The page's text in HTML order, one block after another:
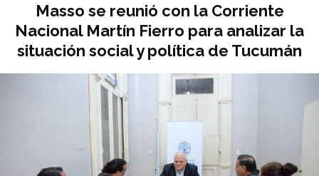
Masso se reunió con la Corriente
Nacional Martín Fierro para analizar la
situación social y política de Tucumán